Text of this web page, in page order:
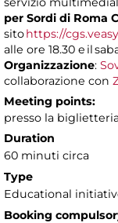
per Sordi di Roma
sitohttps://
alle ore 18.30 e il
Organizzazione:
collaborazione con
Meeting points:
presso la
Duration
60 minuti circa
Type
Educational
Booking